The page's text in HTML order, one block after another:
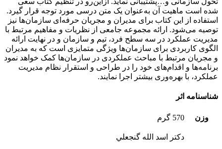
شده است ماهیت آن به‌عنوان یک متن درسی مورد توجه قرار گیرد.
استفاده از این کتاب برای مدیران و مجریان حرفه‌ای سازمان‌ها نیز
توصیه می‌شود. ارائه مجموعه جامعی از نظریات و مفاهیم مرتبط با
مدیریت عملکرد در سه سطح فرد، تیم و سازمان و در نهایت ارائه
الگوی کاربردی برای سازمان‌ها ویژگی متمایزی است که به مدیران
و مجریان مرتبط با مباحث عملکردی در سازمان‌ها کمک خواهد نمود
برنامه‌ها و اقدام‌های خود را در طراحی و استقرار نظام مدیریت
عملکرد، با بهره‌وری بیشتر اجرا نمایند.
شناسنامه اثر
وزن 570 گرم
دکتر اسد الله گنجعلي